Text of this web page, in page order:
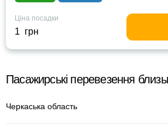
Ціна посадки
1 грн
Пасажирські перевезення
Черкаська область